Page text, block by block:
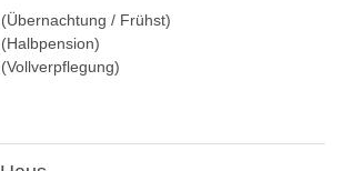
(Übernachtung / Frühst)
(Halbpension)
(Vollverpflegung)